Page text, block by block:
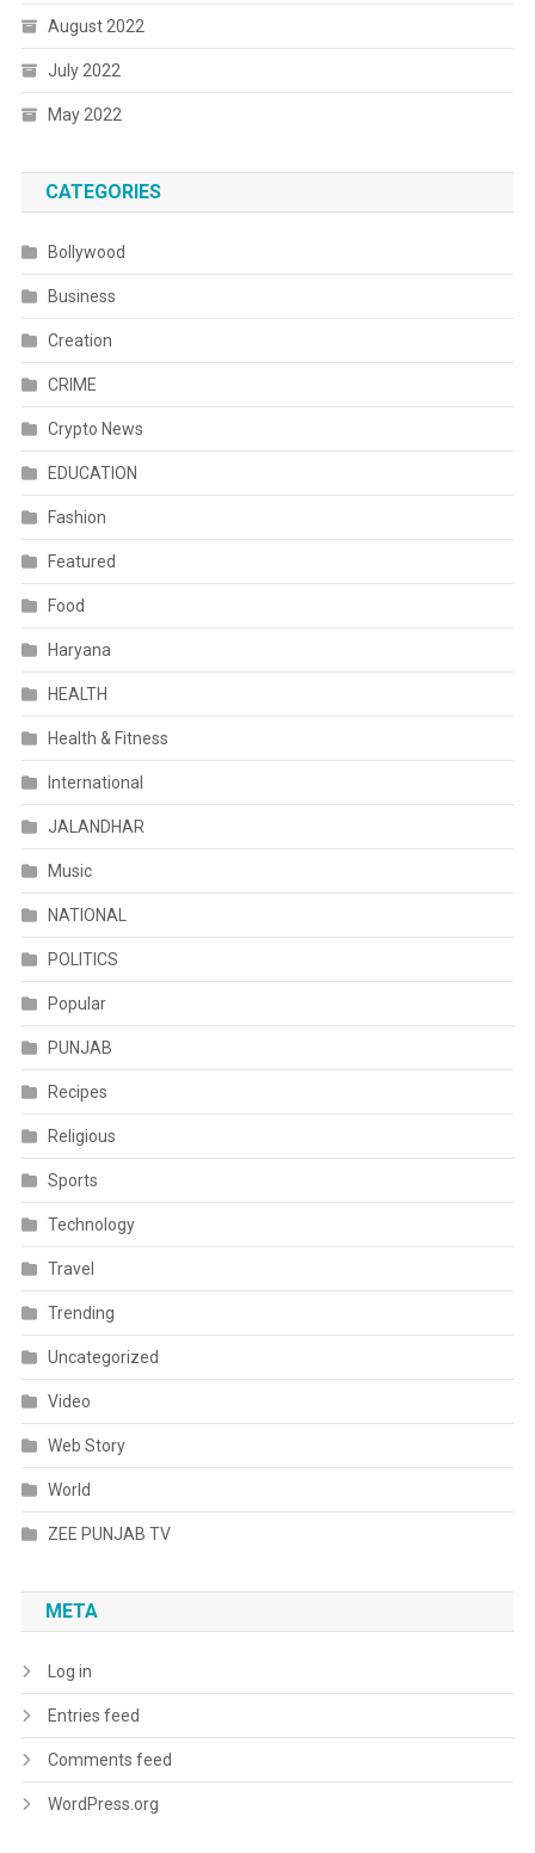
August 2022
July 2022
May 2022
CATEGORIES
Bollywood
Business
Creation
CRIME
Crypto News
EDUCATION
Fashion
Featured
Food
Haryana
HEALTH
Health & Fitness
International
JALANDHAR
Music
NATIONAL
POLITICS
Popular
PUNJAB
Recipes
Religious
Sports
Technology
Travel
Trending
Uncategorized
Video
Web Story
World
ZEE PUNJAB TV
META
Log in
Entries feed
Comments feed
WordPress.org